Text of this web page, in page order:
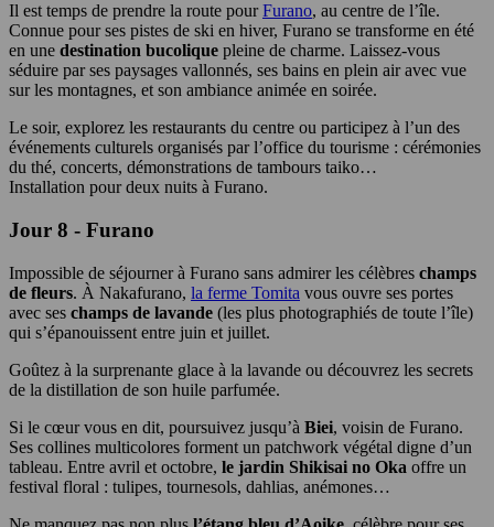
Il est temps de prendre la route pourFurano, au centre de l’île.
Connue pour ses pistes de ski en hiver, Furano se transforme en été
en une destination bucolique pleine de charme. Laissez-vous
séduire par ses paysages vallonnés, ses bains en plein air avec vue
sur les montagnes, et son ambiance animée en soirée.
Le soir, explorez les restaurants du centre ou participez à l’un des
événements culturels organisés par l’office du tourisme : cérémonies
du thé, concerts, démonstrations de tambours taiko…
Installation pour deux nuits à Furano.
Jour 8 - Furano
Impossible de séjourner à Furano sans admirer les célèbres champs
de fleurs. À Nakafurano, la ferme Tomita vous ouvre ses portes
avec ses champs de lavande (les plus photographiés de toute l’île)
qui s’épanouissent entre juin et juillet.
Goûtez à la surprenante glace à la lavande ou découvrez les secrets
de la distillation de son huile parfumée.
Si le cœur vous en dit, poursuivez jusqu’à Biei, voisin de Furano.
Ses collines multicolores forment un patchwork végétal digne d’un
tableau. Entre avril et octobre, le jardin Shikisai no Oka offre un
festival floral : tulipes, tournesols, dahlias, anémones…